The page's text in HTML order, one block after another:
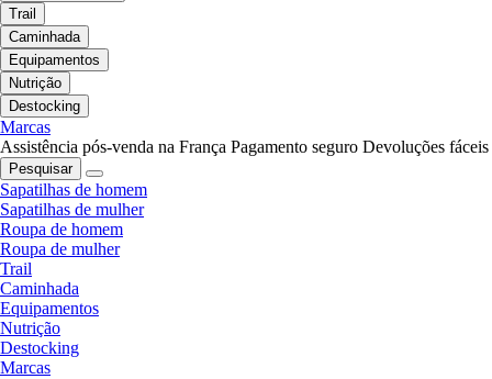
Trail
Caminhada
Equipamentos
Nutrição
Destocking
Marcas
Assistência pós-venda na França Pagamento seguro Devoluções fáceis
Pesquisar
Sapatilhas de homem
Sapatilhas de mulher
Roupa de homem
Roupa de mulher
Trail
Caminhada
Equipamentos
Nutrição
Destocking
Marcas